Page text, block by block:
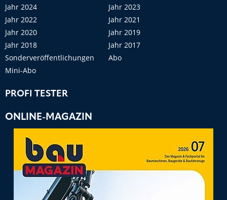
Jahr 2024
Jahr 2023
Jahr 2022
Jahr 2021
Jahr 2020
Jahr 2019
Jahr 2018
Jahr 2017
Sonderveröffentlichungen
Abo
Mini-Abo
PROFI TESTER
ONLINE-MAGAZIN